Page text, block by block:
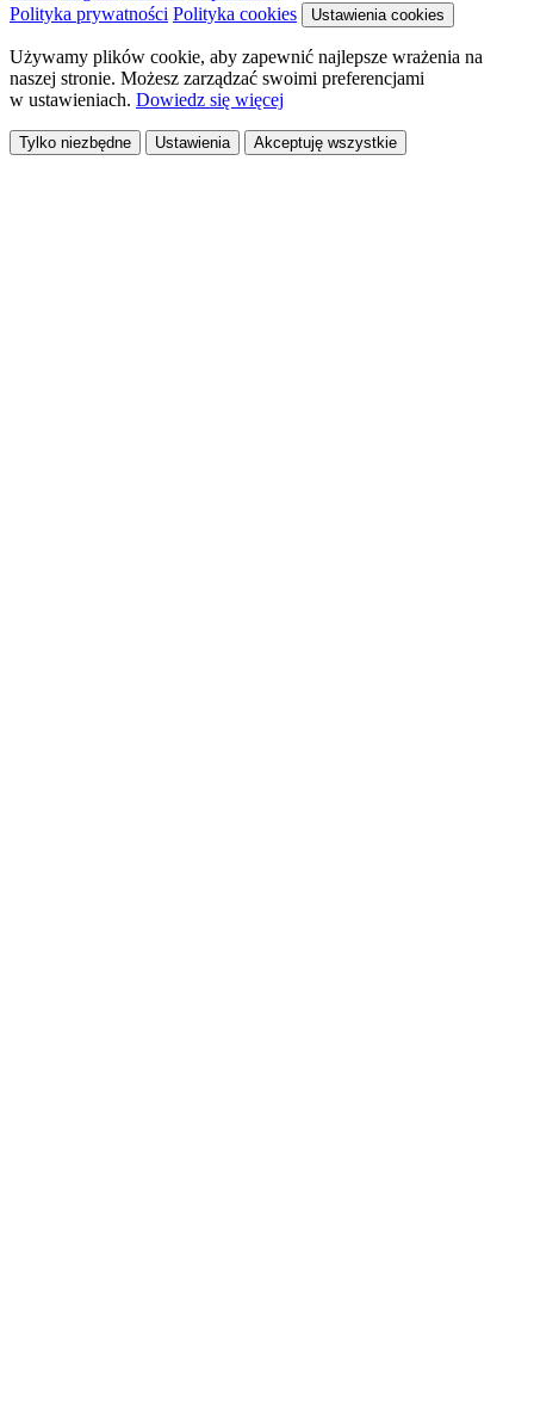
Polityka prywatności Polityka cookies Ustawienia cookies
Używamy plików cookie, aby zapewnić najlepsze wrażenia na
naszej stronie. Możesz zarządzać swoimi preferencjami
w ustawieniach. Dowiedz się więcej
Tylko niezbędne Ustawienia Akceptuję wszystkie